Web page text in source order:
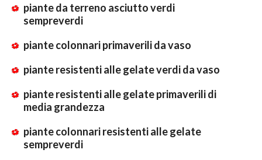
piante da terreno asciutto verdi
sempreverdi
piante colonnari primaverili da vaso
piante resistenti alle gelate verdi da vaso
piante resistenti alle gelate primaverili di
media grandezza
piante colonnari resistenti alle gelate
sempreverdi